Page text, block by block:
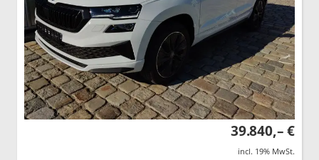
39.840,– €
incl. 19% MwSt.